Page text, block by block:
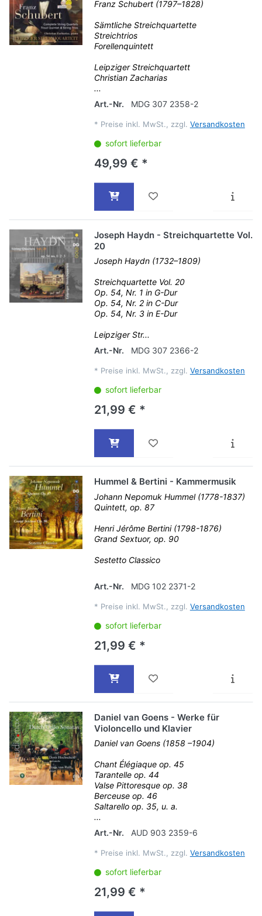
Franz Schubert (1797–1828)
Sämtliche Streichquartette
Streichtrios
Forellenquintett
Leipziger Streichquartett
Christian Zacharias
...
Art.-Nr.
MDG 307 2358-2
* Preise inkl. MwSt., zzgl. Versandkosten
sofort lieferbar
49,99 € *
Joseph Haydn - Streichquartette Vol.
20
Joseph Haydn (1732–1809)
Streichquartette Vol. 20
Op. 54, Nr. 1 in G-Dur
Op. 54, Nr. 2 in C-Dur
Op. 54, Nr. 3 in E-Dur
Leipziger Str...
Art.-Nr.
MDG 307 2366-2
* Preise inkl. MwSt., zzgl. Versandkosten
sofort lieferbar
21,99 € *
Hummel & Bertini - Kammermusik
Johann Nepomuk Hummel (1778-1837)
Quintett, op. 87
Henri Jérôme Bertini (1798-1876)
Grand Sextuor, op. 90
Sestetto Classico
Art.-Nr. MDG 102 2371-2
* Preise inkl. MwSt., zzgl. Versandkosten
sofort lieferbar
21,99 € *
Daniel van Goens - Werke für
Violoncello und Klavier
Daniel van Goens (1858 –1904)
Chant Élégiaque op. 45
Tarantelle op. 44
Valse Pittoresque op. 38
Berceuse op. 46
Saltarello op. 35, u. a.
...
Art.-Nr.
AUD 903 2359-6
* Preise inkl. MwSt., zzgl. Versandkosten
sofort lieferbar
21,99 € *